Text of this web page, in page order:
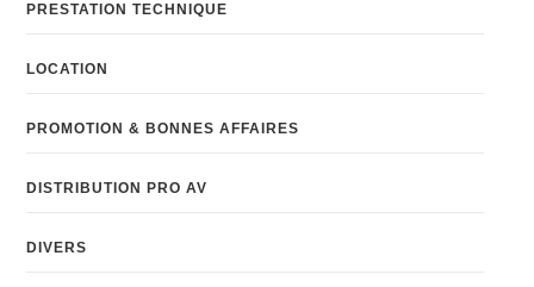
PRESTATION TECHNIQUE
LOCATION
PROMOTION & BONNES AFFAIRES
DISTRIBUTION PRO AV
DIVERS